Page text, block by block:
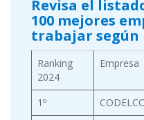
Revisa el
100 mejores
trabajar según
Ranking
2024
Empresa
1º